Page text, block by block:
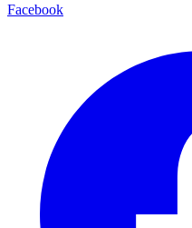
Facebook